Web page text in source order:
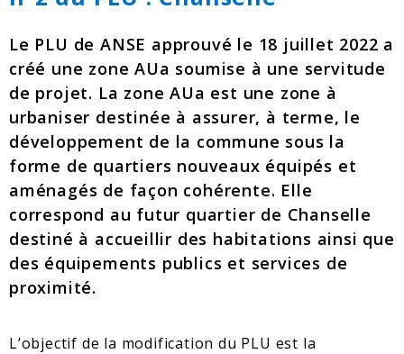
Le PLU de ANSE approuvé le 18 juillet 2022 a
créé une zone AUa soumise à une servitude
de projet. La zone AUa est une zone à
urbaniser destinée à assurer, à terme, le
développement de la commune sous la
forme de quartiers nouveaux équipés et
aménagés de façon cohérente. Elle
correspond au futur quartier de Chanselle
destiné à accueillir des habitations ainsi que
des équipements publics et services de
proximité.
L’objectif de la modification du PLU est la